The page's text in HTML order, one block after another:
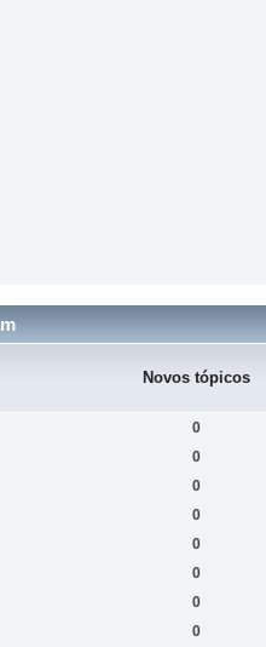
Novos tópicos
0
0
0
0
0
0
0
0